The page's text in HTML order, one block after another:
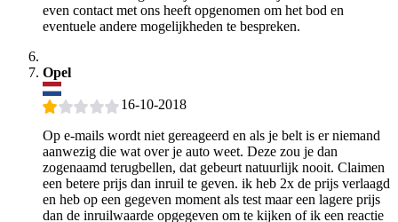
even contact met ons heeft opgenomen om het bod en
eventuele andere mogelijkheden te bespreken.
Opel
16-10-2018
Op e-mails wordt niet gereageerd en als je belt is er niemand
aanwezig die wat over je auto weet. Deze zou je dan
zogenaamd terugbellen, dat gebeurt natuurlijk nooit. Claimen
een betere prijs dan inruil te geven. ik heb 2x de prijs verlaagd
en heb op een gegeven moment als test maar een lagere prijs
dan de inruilwaarde opgegeven om te kijken of ik een reactie